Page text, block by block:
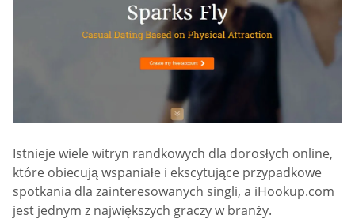
Istnieje wiele witryn randkowych dla dorosłych online,
które obiecują wspaniałe i ekscytujące przypadkowe
spotkania dla zainteresowanych singli, a iHookup.com
jest jednym z największych graczy w branży.